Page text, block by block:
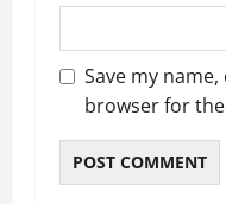
Save my
browser for